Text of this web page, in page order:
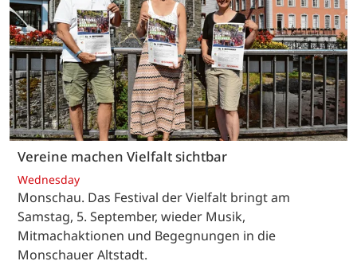
Vereine machen Vielfalt sichtbar
Wednesday
Monschau. Das Festival der Vielfalt bringt am
Samstag, 5. September, wieder Musik,
Mitmachaktionen und Begegnungen in die
Monschauer Altstadt.